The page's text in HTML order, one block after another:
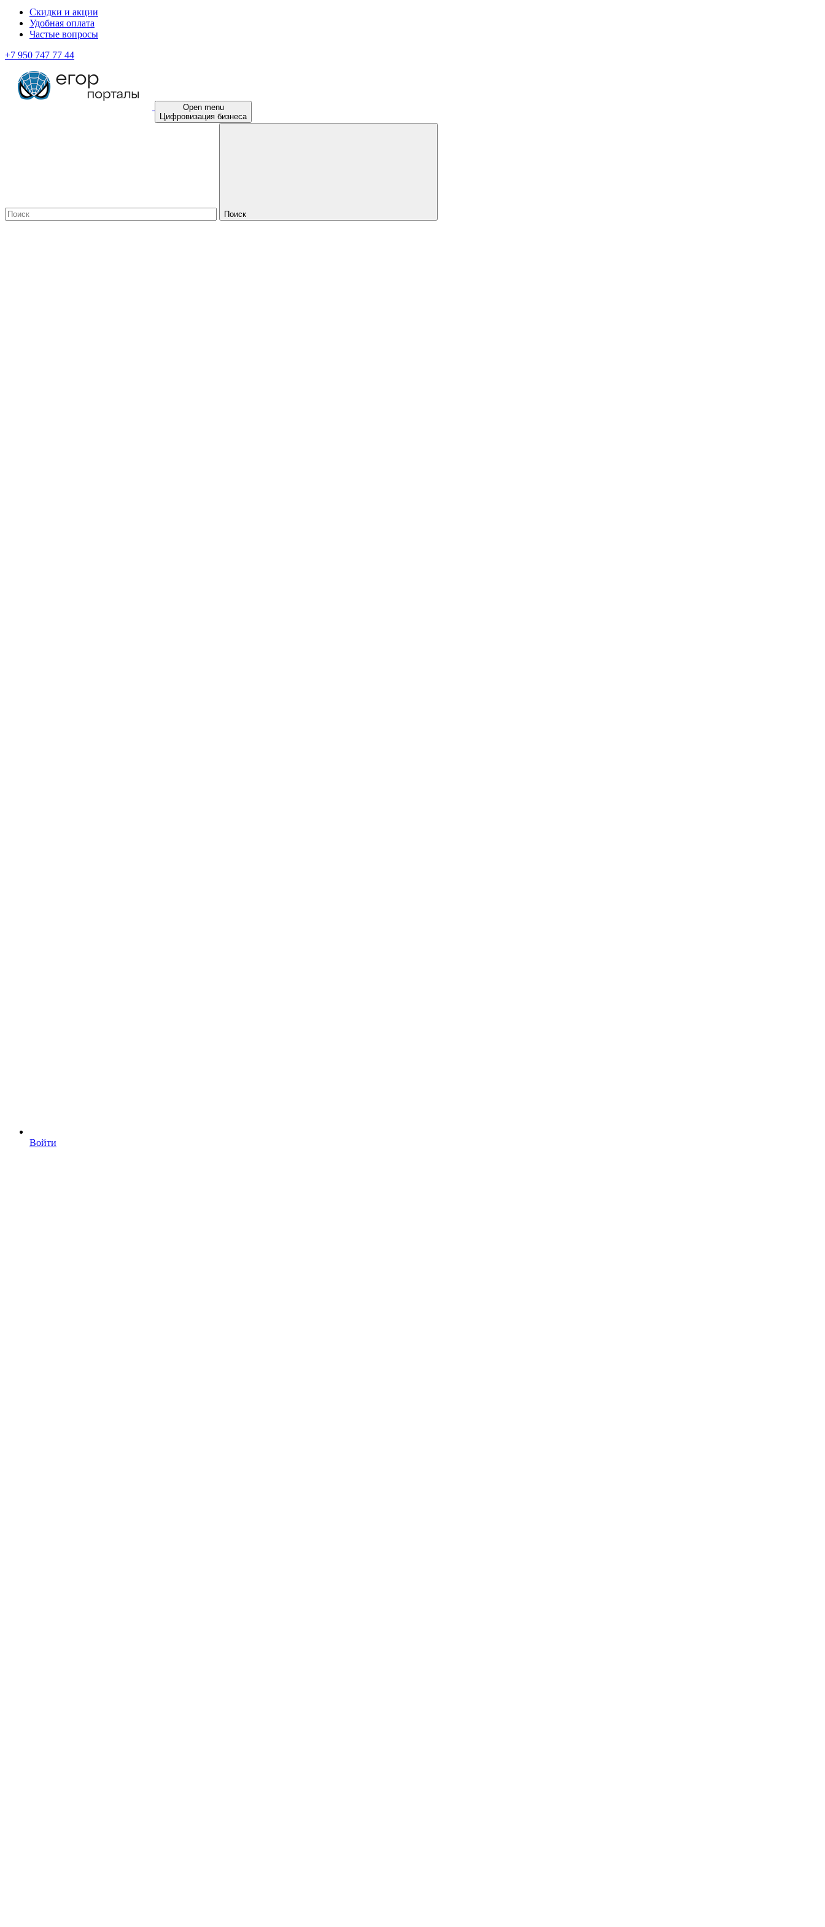
Скидки и акции
Удобная оплата
Частые вопросы
+7 950 747 77 44
Open menu
Цифровизация бизнеса
Поиск
Войти